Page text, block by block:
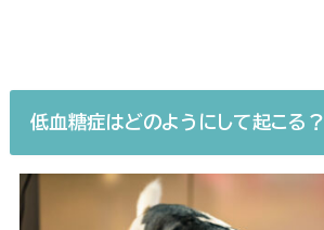
低血糖症はどのようにして起こる？